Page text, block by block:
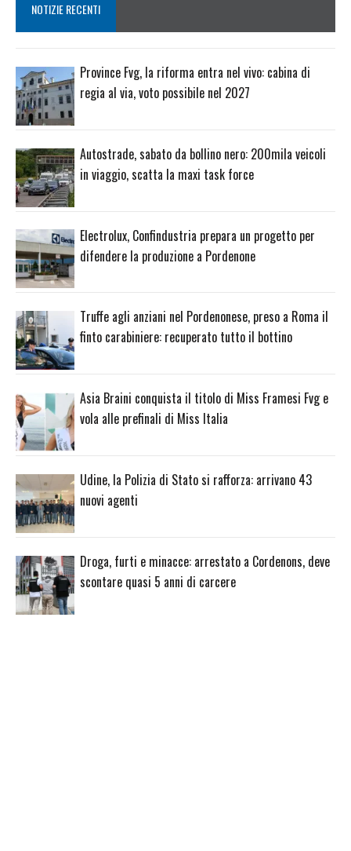
NOTIZIE RECENTI
Province Fvg, la riforma entra nel vivo: cabina di
regia al via, voto possibile nel 2027
Autostrade, sabato da bollino nero: 200mila veicoli
in viaggio, scatta la maxi task force
Electrolux, Confindustria prepara un progetto per
difendere la produzione a Pordenone
Truffe agli anziani nel Pordenonese, preso a Roma il
finto carabiniere: recuperato tutto il bottino
Asia Braini conquista il titolo di Miss Framesi Fvg e
vola alle prefinali di Miss Italia
Udine, la Polizia di Stato si rafforza: arrivano 43
nuovi agenti
Droga, furti e minacce: arrestato a Cordenons, deve
scontare quasi 5 anni di carcere